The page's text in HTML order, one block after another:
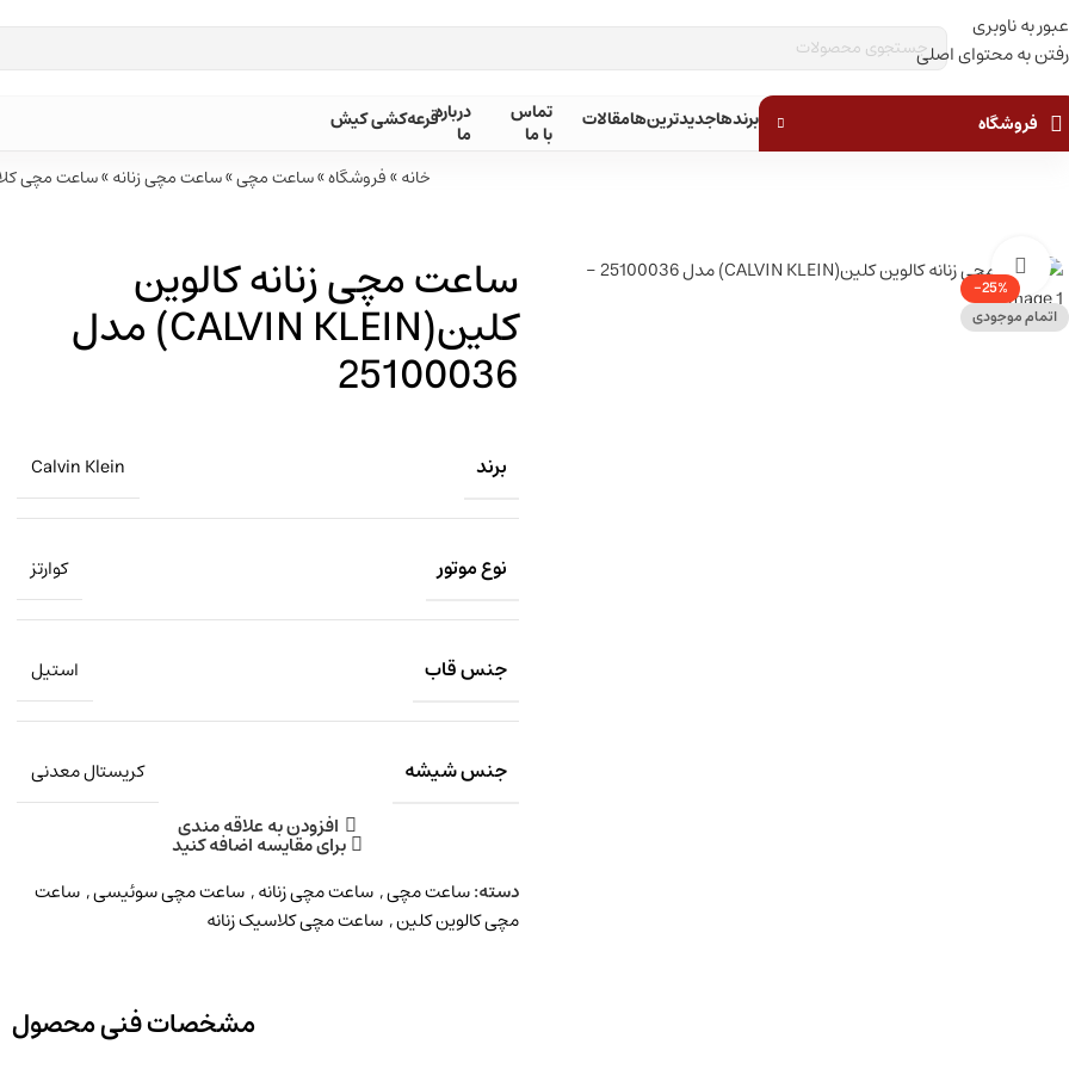
عبور به ناوبری
رفتن به محتوای اصلی
فروشگاه برندهاجدیدترین‌هامقالات تماس
با ما
درباره
ما
قرعه‌کشی کیش
خانه»فروشگاه»ساعت مچی»ساعت مچی زنانه»ساعت مچی
-25%
اتمام موجودی
بزرگنمایی تصویر ساعت مچی زنانه کالوین
کلین(CALVIN KLEIN) مدل
25100036
برند Calvin Klein
نوع موتور کوارتز
جنس قاب استیل
جنس شیشه
کریستال معدنی
افزودن به علاقه مندی
برای مقایسه اضافه کنید
دسته:ساعت مچی, ساعت مچی زنانه, ساعت مچی سوئیسی, ساعت
مچی کالوین کلین, ساعت مچی کلاسیک زنانه
مشخصات فنی محصول